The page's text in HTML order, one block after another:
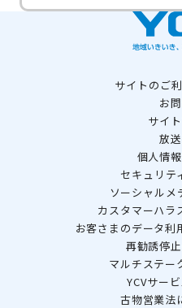
サイトのご
お
サイ
放
個人情
セキュリテ
ソーシャルメ
カスタマーハラ
お客さまのデータ利
再勧誘停
マルチステー
YCVサー
古物営業法